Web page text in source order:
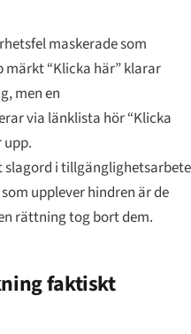
maskerade som
märkt “Klicka här” klarar
men en
via länklista hör “Klicka
upp.
slagord i tillgänglighetsarbete
upplever hindren är de
rättning tog bort dem.
faktiskt